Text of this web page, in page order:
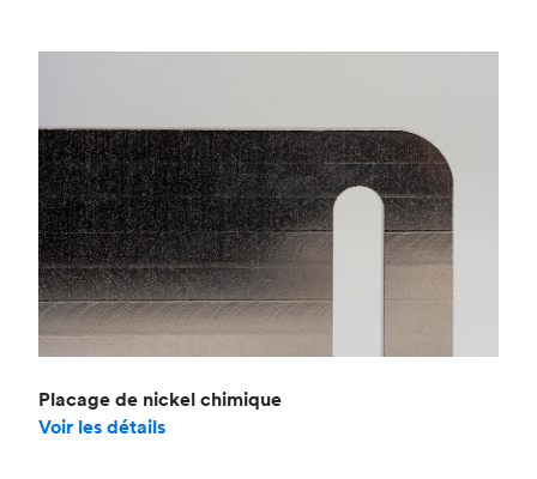
Placage de nickel chimique
Voir les détails